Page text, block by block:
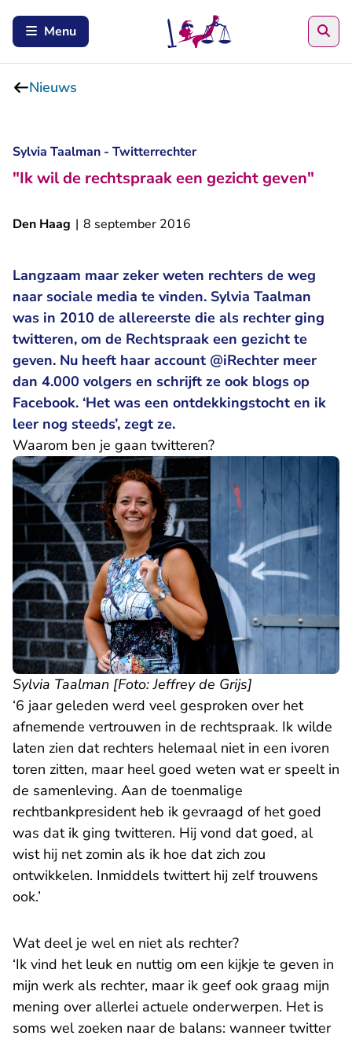
Menu
Nieuws
Sylvia Taalman - Twitterrechter
"Ik wil de rechtspraak een gezicht geven"
Den Haag | 8 september 2016
Langzaam maar zeker weten rechters de weg
naar sociale media te vinden. Sylvia Taalman
was in 2010 de allereerste die als rechter ging
twitteren, om de Rechtspraak een gezicht te
geven. Nu heeft haar account @iRechter meer
dan 4.000 volgers en schrijft ze ook blogs op
Facebook. ‘Het was een ontdekkingstocht en ik
leer nog steeds’, zegt ze.
Waarom ben je gaan twitteren?
Sylvia Taalman [Foto: Jeffrey de Grijs]
‘6 jaar geleden werd veel gesproken over het
afnemende vertrouwen in de rechtspraak. Ik wilde
laten zien dat rechters helemaal niet in een ivoren
toren zitten, maar heel goed weten wat er speelt in
de samenleving. Aan de toenmalige
rechtbankpresident heb ik gevraagd of het goed
was dat ik ging twitteren. Hij vond dat goed, al
wist hij net zomin als ik hoe dat zich zou
ontwikkelen. Inmiddels twittert hij zelf trouwens
ook.’
Wat deel je wel en niet als rechter?
‘Ik vind het leuk en nuttig om een kijkje te geven in
mijn werk als rechter, maar ik geef ook graag mijn
mening over allerlei actuele onderwerpen. Het is
soms wel zoeken naar de balans: wanneer twitter